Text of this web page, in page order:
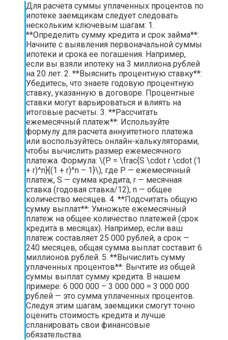
Для расчета суммы уплаченных процентов по
ипотеке заемщикам следует следовать
нескольким ключевым шагам: 1.
**Определить сумму кредита и срок займа**:
Начните с выявления первоначальной суммы
ипотеки и срока ее погашения. Например,
если вы взяли ипотеку на 3 миллиона рублей
на 20 лет. 2. **Выяснить процентную ставку**:
Убедитесь, что знаете годовую процентную
ставку, указанную в договоре. Процентные
ставки могут варьироваться и влиять на
итоговые расчеты. 3. **Рассчитать
ежемесячный платеж**: Используйте
формулу для расчета аннуитетного платежа
или воспользуйтесь онлайн-калькуляторами,
чтобы вычислить размер ежемесячного
платежа. Формула: \(P = \frac{S \cdot r \cdot (1
+ r)^n}{(1 + r)^n – 1}\), где P — ежемесячный
платеж, S — сумма кредита, r — месячная
ставка (годовая ставка/12), n — общее
количество месяцев. 4. **Подсчитать общую
сумму выплат**: Умножьте ежемесячный
платеж на общее количество платежей (срок
кредита в месяцах). Например, если ваш
платеж составляет 25 000 рублей, а срок —
240 месяцев, общая сумма выплат составит 6
миллионов рублей. 5. **Вычислить сумму
уплаченных процентов**: Вычтите из общей
суммы выплат сумму кредита. В нашем
примере: 6 000 000 – 3 000 000 = 3 000 000
рублей — это сумма уплаченных процентов.
Следуя этим шагам, заемщики смогут точно
оценить стоимость кредита и лучше
спланировать свои финансовые
обязательства.